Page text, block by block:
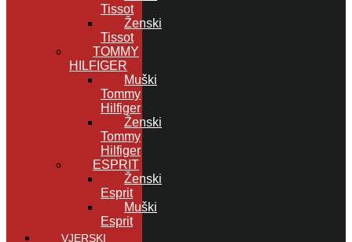
Tissot
Ženski
Tissot
TOMMY
HILFIGER
Muški
Tommy
Hilfiger
Ženski
Tommy
Hilfiger
ESPRIT
Ženski
Esprit
Muški
Esprit
VJERSKI